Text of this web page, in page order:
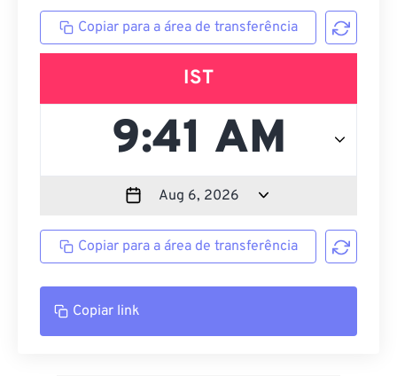
Copiar para a área de transferência
IST
Copiar para a área de transferência
Copiar link